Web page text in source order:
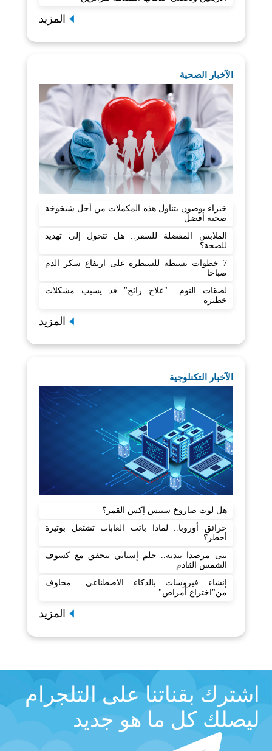
المزيد
الآخبار الصحية
خبراء يوصون بتناول هذه المكملات من أجل شيخوخة
صحية أفضل
الملابس المفضلة للسفر.. هل تتحول إلى تهديد
للصحة؟
7 خطوات بسيطة للسيطرة على ارتفاع سكر الدم
صباحا
لصقات النوم.. "علاج رائج" قد يسبب مشكلات
خطيرة
المزيد
الآخبار التكنلوجية
هل لوث صاروخ سبيس إكس القمر؟
حرائق أوروبا.. لماذا باتت الغابات تشتعل بوتيرة
أخطر؟
بنى مرصدا بيديه.. حلم إسباني يتحقق مع كسوف
الشمس القادم
إنشاء فيروسات بالذكاء الاصطناعي.. مخاوف
من"اختراع أمراض"
المزيد
اشترك بقناتنا على التلجرام
ليصلك كل ما هو جديد